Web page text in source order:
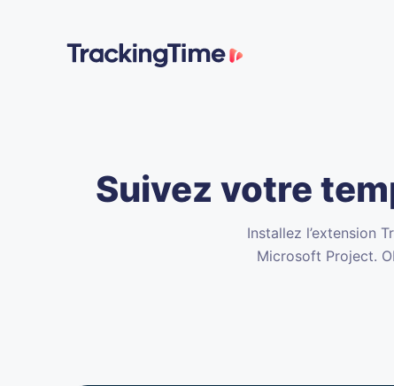
Suivez votre
Installez l’extension
Microsoft Project.